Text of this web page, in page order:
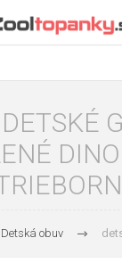
Detská obuv